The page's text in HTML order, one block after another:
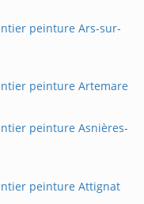
peinture Ars-sur-
peinture Artemare
peinture Asnières-
peinture Attignat